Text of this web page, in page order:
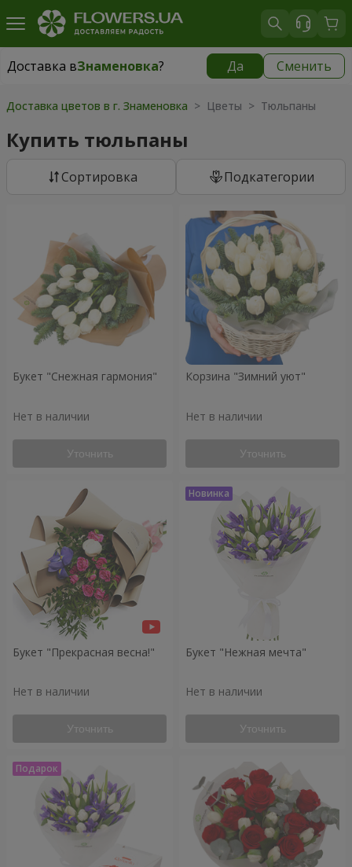
Доставка вЗнаменовка? Да Сменить
Доставка вЗнаменовка|
Доставка цветов в г. Знаменовка > Цветы > Тюльпаны
Купить тюльпаны
Cортировка Подкатегории
Букет "Снежная гармония"
Нет в наличии
Уточнить
Корзина "Зимний уют"
Нет в наличии
Уточнить
Букет "Прекрасная весна!"
Нет в наличии
Уточнить
Букет "Нежная мечта"
Нет в наличии
Уточнить